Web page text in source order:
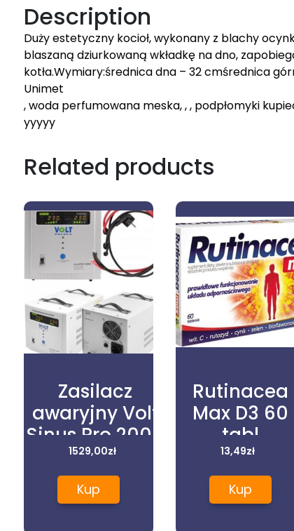
Description
Duży estetyczny kocioł, wykonany z blachy
blaszaną dziurkowaną wkładkę na dno,
kotła.Wymiary:średnica dna – 32 cmśrednica
Unimet
, woda perfumowana meska, , , podpłomyki
yyyyy
Related products
Zasilacz
awaryjny Volt
Sinus Pro 2000
E
2000VA/1250W
1529,00zł
Kup
Rutinacea
Max D3 60
tabl
13,49zł
Kup